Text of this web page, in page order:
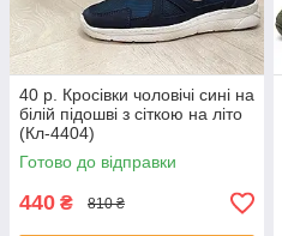
40 р. Кросівки чоловічі сині на
білій підошві з сіткою на літо
(Кл-4404)
Готово до відправки
440 ₴ 810 ₴